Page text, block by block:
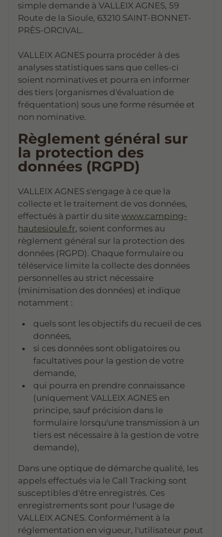
simple demande à VALLEIX AGNES, 59
Route de la Sioule, 63210 SAINT-BONNET-
PRÈS-ORCIVAL.
VALLEIX AGNES pourra procéder à des
analyses statistiques sans que celles-ci
soient nominatives et pourra en informer
des tiers (organismes d'évaluation de
fréquentation) sous une forme résumée et
non nominative.
Règlement général sur
la protection des
données (RGPD)
VALLEIX AGNES s'engage à ce que la
collecte et le traitement de vos données,
effectués à partir du sitewww.camping-
hautesioule.fr, soient conformes au
règlement général sur la protection des
données (RGPD). Chaque formulaire ou
téléservice limite la collecte des données
personnelles au strict nécessaire
(minimisation des données) et indique
notamment :
quels sont les objectifs du recueil de ces
données,
si ces données sont obligatoires ou
facultatives pour la gestion de votre
demande,
qui pourra en prendre connaissance
(uniquement VALLEIX AGNES en
principe, sauf précision dans le
formulaire lorsqu'une transmission à un
tiers est nécessaire à la gestion de votre
demande),
Dans une optique de démarche qualité, les
appels effectués via le Call Tracking sont
susceptibles d'être enregistrés. Ces
enregistrements sont pour l'usage de
VALLEIX AGNES. Conformément à la
réglementation en vigueur, l'utilisateur peut